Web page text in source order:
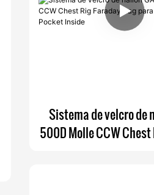
Sistema de velcro de
500D Molle CCW